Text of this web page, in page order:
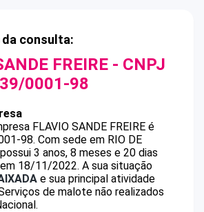
consulta:
FREIRE - CNPJ
0001-98
FLAVIO SANDE FREIRE é
98. Com sede em RIO DE
3 anos, 8 meses e 20 dias
18/11/2022. A sua situação
e sua principal atividade
de malote não realizados